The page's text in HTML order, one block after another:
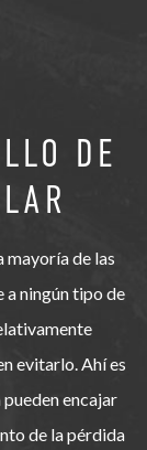
DE
mayoría de las
a ningún tipo de
evitarlo. Ahí es
encajar
de la pérdida